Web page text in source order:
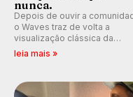
nunca.
Depois de ouvir a
o Waves traz de volta a
visualização clássica da
previsão de águas rasas,
ondas para até 16 dias.
leia mais »